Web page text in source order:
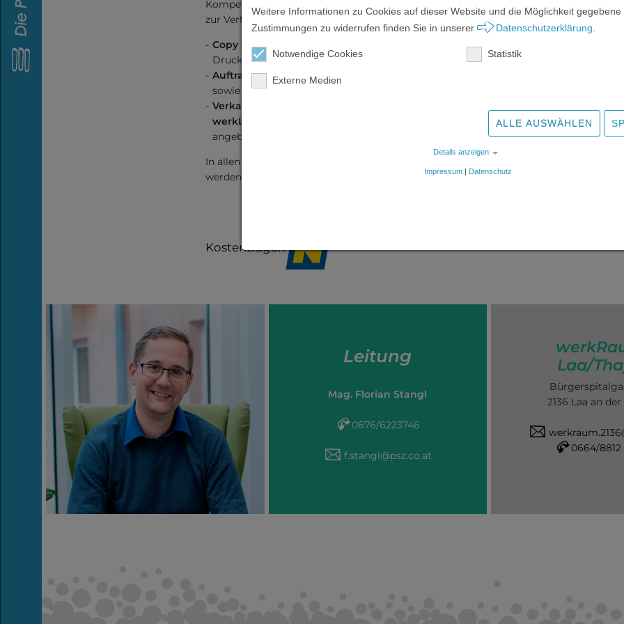
Arbeitsmarkt (PIA)
werkRäume
Referenzen
Schnelle
Hilfe
Kompetenzen stehen in Laa folgende Angebote
zur Verfügung.
Copy & Druck
Drucksorten wie Flyern, Foldern und Visitenkarten.
Auftragswerkstatt
: Annahme allgemeiner Aufträge
sowie Zubereitung des täglichen Mittagessens.
Verkauf im eigenen Geschäftslokal
werkLa(a)den
angeboten.
In allen Werkstätten
werden Auftragsarbeiten übernommen.
Aktivierende Gruppen
Kreative Gruppen
Kostenträger:
Leitung
Mag. Florian Stangl
0676/6223746
f.stangl@psz.co.at
Laa/
2136 Laa an der
0664/8812
Weitere Informationen zu Cookies auf dieser Website und die Möglichkeit gegebene
Zustimmungen zu widerrufen finden Sie in unserer
Datenschutzerklärung
Notwendige Cookies Statistik
Externe Medien
ALLE AUSWÄHLEN
Details anzeigen
Impressum | Datenschutz